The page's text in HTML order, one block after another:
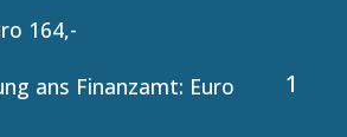
164,-
ans Finanzamt: Euro
1